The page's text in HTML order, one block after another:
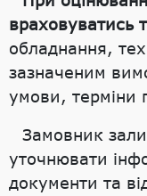
враховуватись
обладнання,
зазначеним
умови, терміни
Замовник
уточнювати
документи та